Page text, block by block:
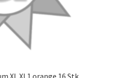
XL XL1 orange 16 Stk